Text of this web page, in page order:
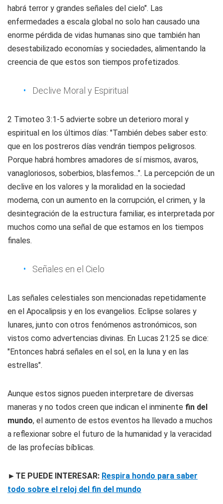
habrá terror y grandes señales del cielo". Las
enfermedades a escala global no solo han causado una
enorme pérdida de vidas humanas sino que también han
desestabilizado economías y sociedades, alimentando la
creencia de que estos son tiempos profetizados.
Declive Moral y Espiritual
2 Timoteo 3:1-5 advierte sobre un deterioro moral y
espiritual en los últimos días: "También debes saber esto:
que en los postreros días vendrán tiempos peligrosos.
Porque habrá hombres amadores de sí mismos, avaros,
vanagloriosos, soberbios, blasfemos...". La percepción de un
declive en los valores y la moralidad en la sociedad
moderna, con un aumento en la corrupción, el crimen, y la
desintegración de la estructura familiar, es interpretada por
muchos como una señal de que estamos en los tiempos
finales.
Señales en el Cielo
Las señales celestiales son mencionadas repetidamente
en el Apocalipsis y en los evangelios. Eclipse solares y
lunares, junto con otros fenómenos astronómicos, son
vistos como advertencias divinas. En Lucas 21:25 se dice:
"Entonces habrá señales en el sol, en la luna y en las
estrellas".
Aunque estos signos pueden interpretare de diversas
maneras y no todos creen que indican el inminente fin del
mundo, el aumento de estos eventos ha llevado a muchos
a reflexionar sobre el futuro de la humanidad y la veracidad
de las profecías bíblicas.
►TE PUEDE INTERESAR: Respira hondo para saber
todo sobre el reloj del fin del mundo